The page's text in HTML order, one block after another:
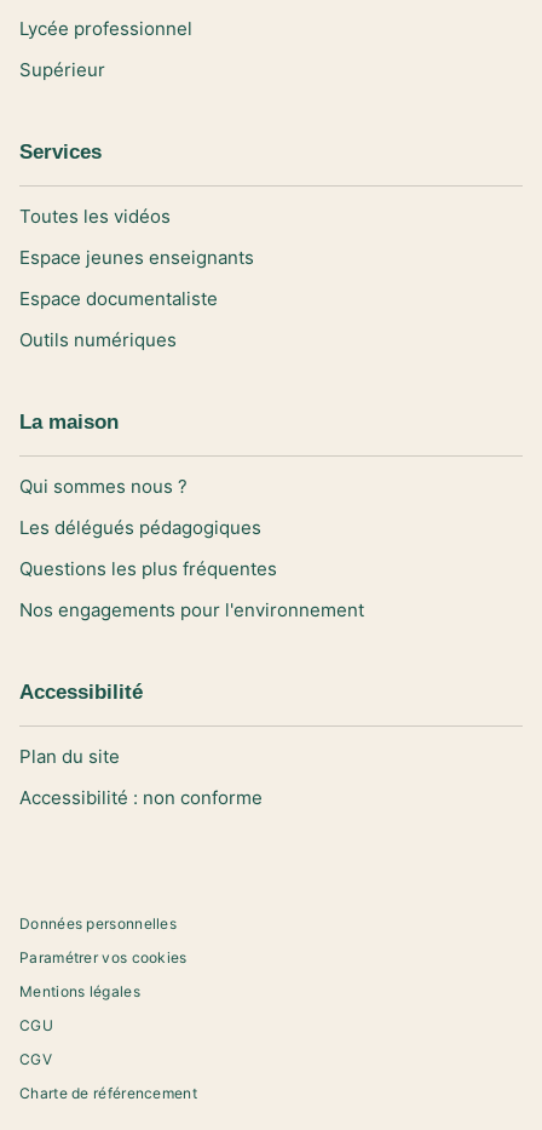
Lycée professionnel
Supérieur
Services
Toutes les vidéos
Espace jeunes enseignants
Espace documentaliste
Outils numériques
La maison
Qui sommes nous ?
Les délégués pédagogiques
Questions les plus fréquentes
Nos engagements pour l'environnement
Accessibilité
Plan du site
Accessibilité : non conforme
Données personnelles
Paramétrer vos cookies
Mentions légales
CGU
CGV
Charte de référencement